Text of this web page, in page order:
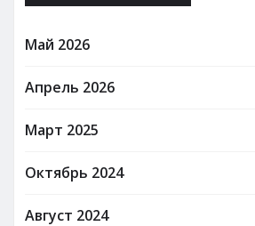
Май 2026
Апрель 2026
Март 2025
Октябрь 2024
Август 2024